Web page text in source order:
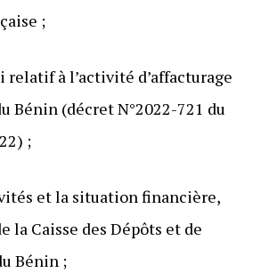
;
à l’activité d’affacturage
Bénin (décret N°2022-721 du
;
et la situation financière,
la Caisse des Dépôts et de
Bénin ;